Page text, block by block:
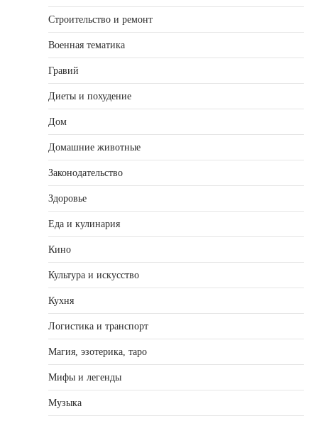
Строительство и ремонт
Военная тематика
Гравий
Диеты и похудение
Дом
Домашние животные
Законодательство
Здоровье
Еда и кулинария
Кино
Культура и искусство
Кухня
Логистика и транспорт
Магия, эзотерика, таро
Мифы и легенды
Музыка